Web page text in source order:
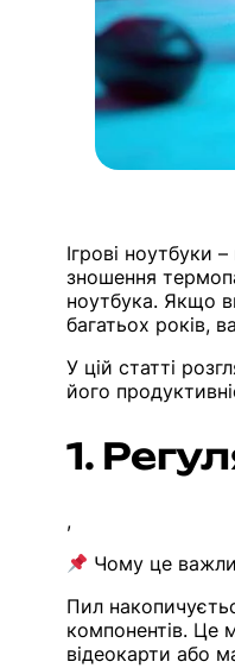
Ігрові ноутбуки
зношення
ноутбука. Якщо
багатьох років,
У цій статті
його
1.
,
Чому це
Пил
компонентів. Це
відеокарти або